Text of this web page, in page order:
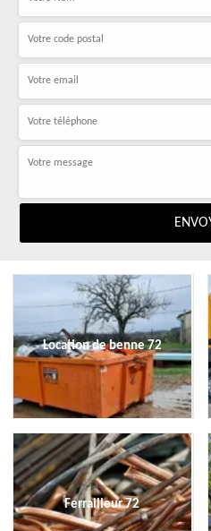
Location de benne 72
Ferrailleur 72